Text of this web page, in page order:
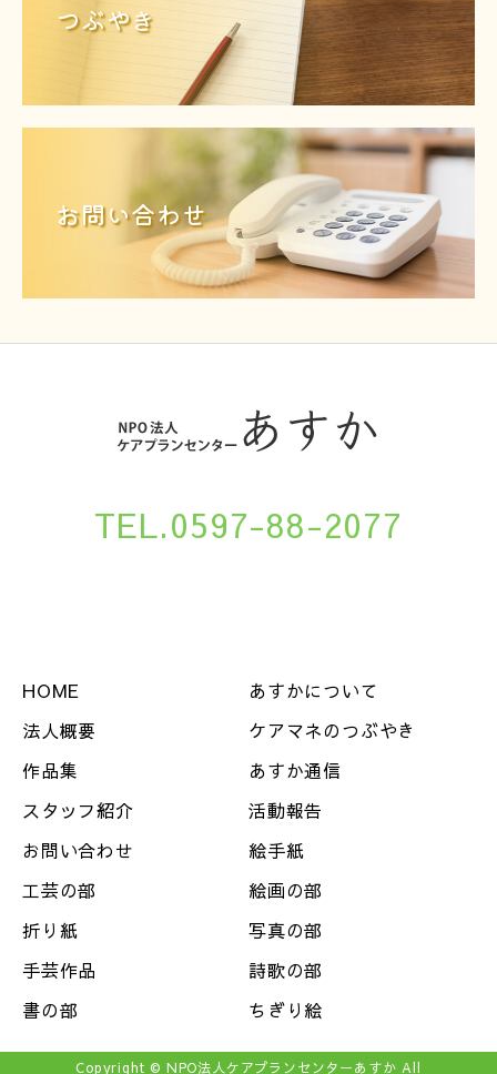
つぶやき
お問い合わせ
TEL.0597-88-2077
HOME
あすかについて
法人概要
ケアマネのつぶやき
作品集
あすか通信
スタッフ紹介
活動報告
お問い合わせ
絵手紙
工芸の部
絵画の部
折り紙
写真の部
手芸作品
詩歌の部
書の部
ちぎり絵
Copyright © NPO法人ケアプランセンターあすか All